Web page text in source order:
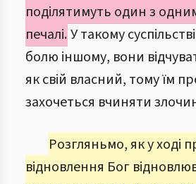
поділятимуть один з
печалі.У такому
болю іншому, вони
як свій власний, тому їм
захочеться вчиняти
Розгляньмо, як у ході
відновлення Бог